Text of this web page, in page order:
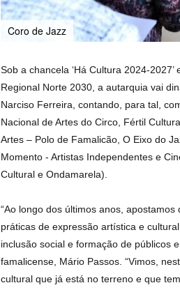
Coro de Jazz
Sob a chancela ‘Há Cultura 2024-
Regional Norte 2030, a autarquia vai
Narciso Ferreira, contando, para tal,
Nacional de Artes do Circo, Fértil
Artes – Polo de Famalicão, O Eixo do
Momento - Artistas Independentes e
Cultural e Ondamarela).
“Ao longo dos últimos anos,
práticas de expressão artística e
inclusão social e formação de públicos
famalicense, Mário Passos. “Vimos,
cultural que já está no terreno e que